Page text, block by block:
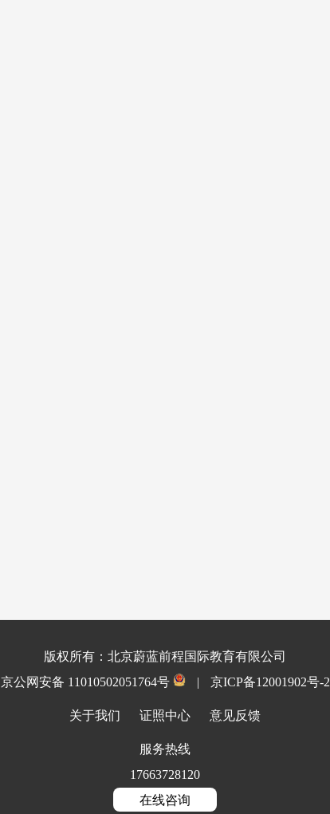
版权所有：北京蔚蓝前程国际教育有限公司
京公网安备 11010502051764号
| 京ICP备12001902号-2
关于我们 证照中心 意见反馈
服务热线
17663728120
在线咨询